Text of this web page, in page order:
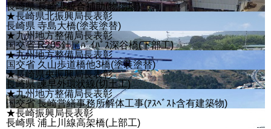
長崎県 長崎港統合補助(物揚場)
★長崎県北振興局長表彰
長崎県 寺島大橋(塗装塗替)
★九州地方整備局長表彰
国交省 R205針尾ﾊﾞｲﾊﾟｽ深谷橋(下部工)
★九州地方整備局長表彰
国交省 久山歩道橋他3橋(塗装塗替)
★長崎県央振興局長表彰
長崎県 諫早外環状線(切土工)
★九州地方整備局長表彰
国交省 長崎営繕事務所解体工事(ｱｽﾍﾞｽﾄ含有建築物)
★長崎振興局長表彰
長崎県 浦上川線高架橋(上部工)